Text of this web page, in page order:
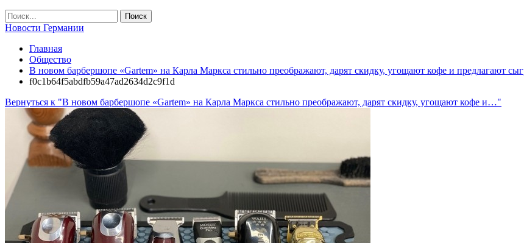
Новости Германии
Главная
Общество
В новом барбершопе «Gartem» на Карла Маркса стильно преображают, дарят скидку, угощают кофе и предлагают
f0c1b64f5abdfb59a47ad2634d2c9f1d
Вернуться к "В новом барбершопе «Gartem» на Карла Маркса стильно преображают, дарят скидку, угощают кофе и…"